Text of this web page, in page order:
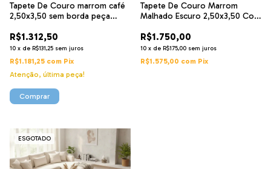
Tapete De Couro marrom café
2,50x3,50 sem borda peça
R$1.312,50
10 x de R$131,25 sem juros
R$1.181,25 com Pix
Atenção, última peça!
Tapete De Couro Marrom
Malhado Escuro 2,50x3,50 Com
R$1.750,00
10 x de R$175,00 sem juros
R$1.575,00 com Pix
ESGOTADO